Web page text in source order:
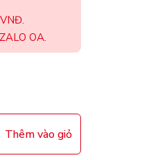
OA.
Thêm vào giỏ